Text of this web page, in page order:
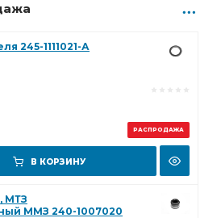
РАСПРОДАЖА
245-1111021-А
В КОРЗИНУ
МТЗ
ММЗ 240-1007020